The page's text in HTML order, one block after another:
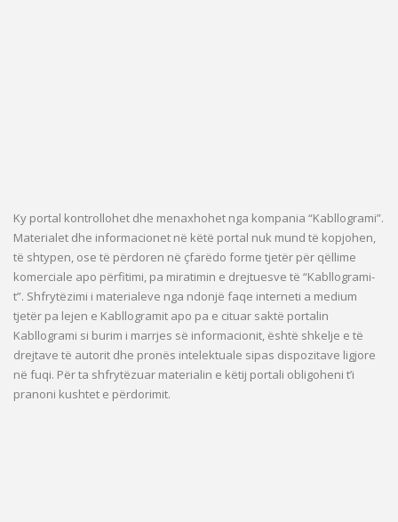
Ky portal kontrollohet dhe menaxhohet nga kompania “Kabllogrami”.
Materialet dhe informacionet në këtë portal nuk mund të kopjohen,
të shtypen, ose të përdoren në çfarëdo forme tjetër për qëllime
komerciale apo përfitimi, pa miratimin e drejtuesve të “Kabllogrami-
t”. Shfrytëzimi i materialeve nga ndonjë faqe interneti a medium
tjetër pa lejen e Kabllogramit apo pa e cituar saktë portalin
Kabllogrami si burim i marrjes së informacionit, është shkelje e të
drejtave të autorit dhe pronës intelektuale sipas dispozitave ligjore
në fuqi. Për ta shfrytëzuar materialin e këtij portali obligoheni t’i
pranoni kushtet e përdorimit.